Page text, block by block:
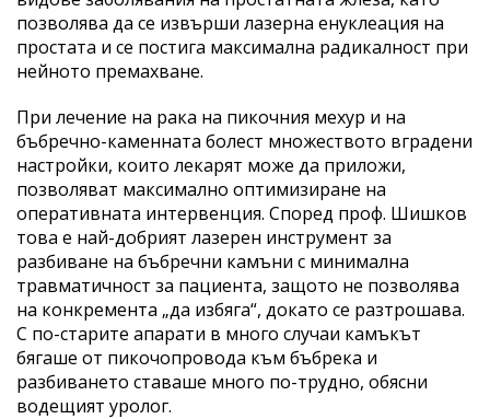
позволява да се извърши лазерна енуклеация на
простата и се постига максимална радикалност при
нейното премахване.
При лечение на рака на пикочния мехур и на
бъбречно-каменната болест множеството вградени
настройки, които лекарят може да приложи,
позволяват максимално оптимизиране на
оперативната интервенция. Според проф. Шишков
това е най-добрият лазерен инструмент за
разбиване на бъбречни камъни с минимална
травматичност за пациента, защото не позволява
на конкремента „да избяга“, докато се разтрошава.
С по-старите апарати в много случаи камъкът
бягаше от пикочопровода към бъбрека и
разбиването ставаше много по-трудно, обясни
водещият уролог.